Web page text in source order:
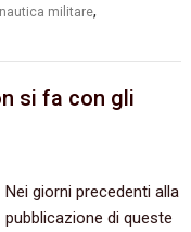
militare,
si fa con gli
Nei giorni precedenti alla
pubblicazione di queste